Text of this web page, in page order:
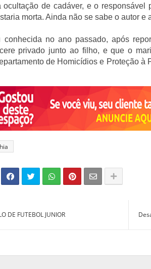
ocultação de cadáver, e o responsável
morta. Ainda não se sabe o autor e
conhecida no ano passado, após
privado junto ao filho, e que o
de Homicídios e Proteção à
DE FUTEBOL JUNIOR